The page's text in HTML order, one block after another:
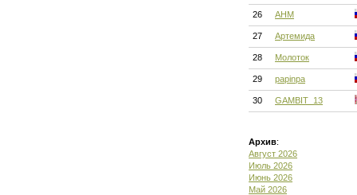
26 АНМ
27 Артемида
28 Молоток
29 papinpa
30 GAMBIT_13
Архив:
Август 2026
Июль 2026
Июнь 2026
Май 2026